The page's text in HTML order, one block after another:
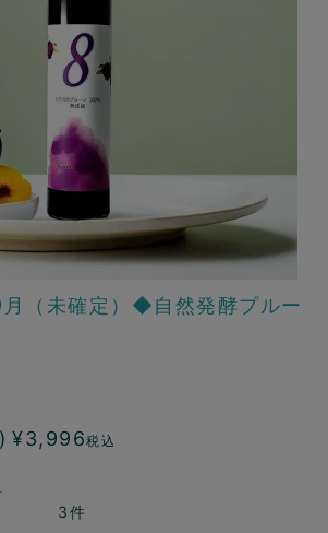
（未確定）◆自然発酵プルー
¥3,996税込
3